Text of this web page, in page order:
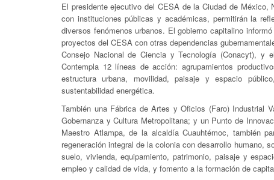
El presidente ejecutivo del CESA de la Ciudad de
con instituciones públicas y académicas, permitirán la
diversos fenómenos urbanos. El gobierno capitalino
proyectos del CESA con otras dependencias
Consejo Nacional de Ciencia y Tecnología (Conacyt), y
Contempla 12 líneas de acción: agrupamientos
estructura urbana, movilidad, paisaje y espacio
sustentabilidad energética.
También una Fábrica de Artes y Oficios (Faro) Industrial
Gobernanza y Cultura Metropolitana; y un Punto de
Maestro Atlampa, de la alcaldía Cuauhtémoc, también
regeneración integral de la colonia con desarrollo humano,
suelo, vivienda, equipamiento, patrimonio, paisaje y
empleo y calidad de vida, y fomento a la formación de